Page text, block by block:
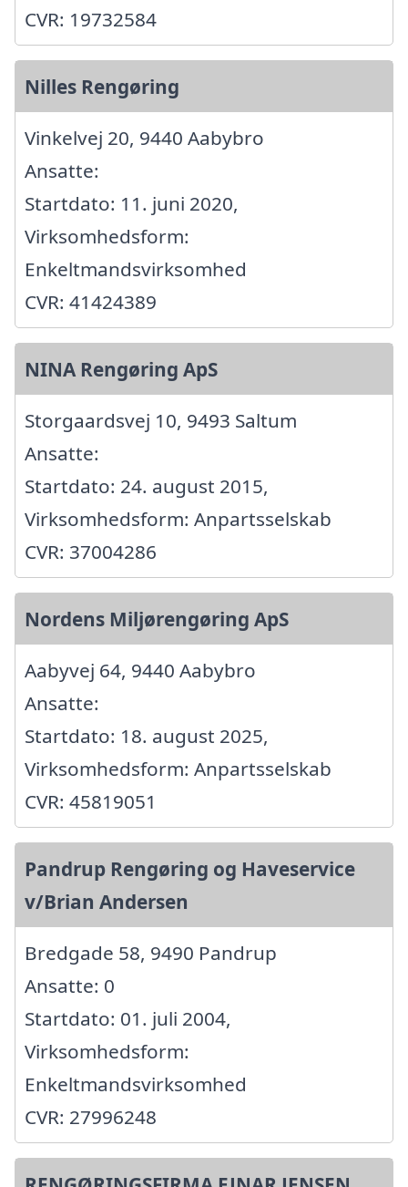
CVR: 19732584
Nilles Rengøring
Vinkelvej 20, 9440 Aabybro
Ansatte:
Startdato: 11. juni 2020,
Virksomhedsform:
Enkeltmandsvirksomhed
CVR: 41424389
NINA Rengøring ApS
Storgaardsvej 10, 9493 Saltum
Ansatte:
Startdato: 24. august 2015,
Virksomhedsform: Anpartsselskab
CVR: 37004286
Nordens Miljørengøring ApS
Aabyvej 64, 9440 Aabybro
Ansatte:
Startdato: 18. august 2025,
Virksomhedsform: Anpartsselskab
CVR: 45819051
Pandrup Rengøring og Haveservice
v/Brian Andersen
Bredgade 58, 9490 Pandrup
Ansatte: 0
Startdato: 01. juli 2004,
Virksomhedsform:
Enkeltmandsvirksomhed
CVR: 27996248